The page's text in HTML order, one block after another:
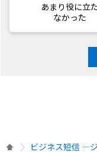
あまり役に立
なかった
ビジネス短信 ―